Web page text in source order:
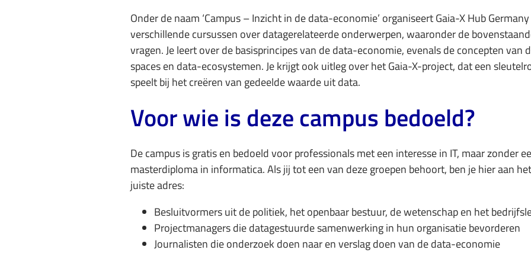
Onder de naam ‘Campus – Inzicht in de data-economie’ organiseert Gaia-X Hub Germany
verschillende cursussen over datagerelateerde onderwerpen, waaronder de
vragen. Je leert over de basisprincipes van de data-economie, evenals de concepten van
spaces en data-ecosystemen. Je krijgt ook uitleg over het Gaia-X-project, dat een
speelt bij het creëren van gedeelde waarde uit data.
Voor wie is deze campus bedoeld?
De campus is gratis en bedoeld voor professionals met een interesse in IT, maar zonder
masterdiploma in informatica. Als jij tot een van deze groepen behoort, ben je hier aan het
juiste adres:
Besluitvormers uit de politiek, het openbaar bestuur, de wetenschap en het
Projectmanagers die datagestuurde samenwerking in hun organisatie bevorderen
Journalisten die onderzoek doen naar en verslag doen van de data-economie